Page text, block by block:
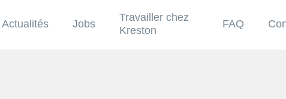
Actualités Jobs
Travailler chez
Kreston
FAQ